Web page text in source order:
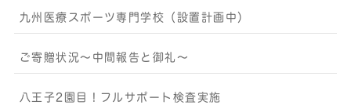
九州医療スポーツ専門学校（設置計画中）
ご寄贈状況～中間報告と御礼～
八王子2園目！フルサポート検査実施